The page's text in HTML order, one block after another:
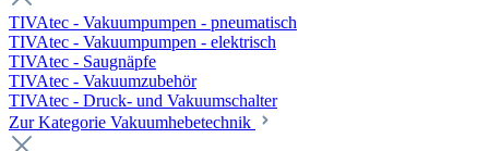
TIVAtec - Vakuumpumpen - pneumatisch
TIVAtec - Vakuumpumpen - elektrisch
TIVAtec - Saugnäpfe
TIVAtec - Vakuumzubehör
TIVAtec - Druck- und Vakuumschalter
Zur Kategorie Vakuumhebetechnik